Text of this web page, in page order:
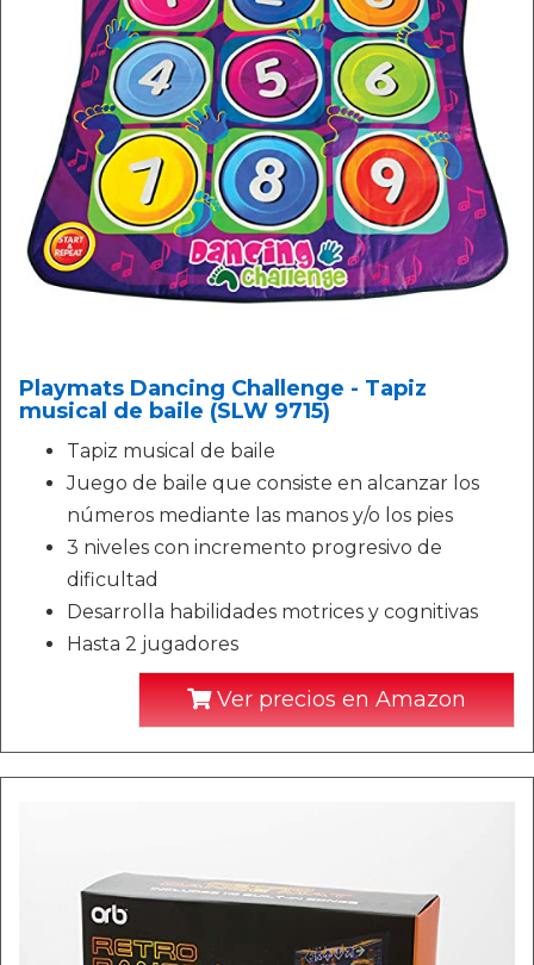
Playmats Dancing Challenge - Tapiz
musical de baile (SLW 9715)
Tapiz musical de baile
Juego de baile que consiste en alcanzar los
números mediante las manos y/o los pies
3 niveles con incremento progresivo de
dificultad
Desarrolla habilidades motrices y cognitivas
Hasta 2 jugadores
Ver precios en Amazon